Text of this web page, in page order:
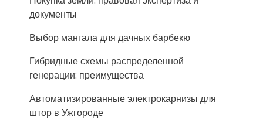
документы
Выбор мангала для дачных барбекю
Гибридные схемы распределенной
генерации: преимущества
Автоматизированные электрокарнизы для
штор в Ужгороде